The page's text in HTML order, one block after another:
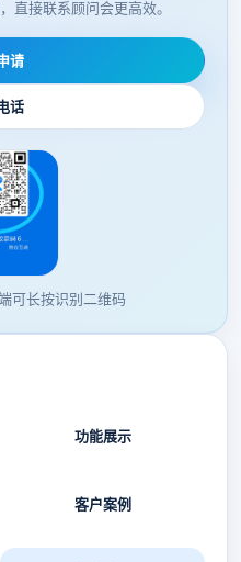
直接联系顾问会更高效。
请
话
可长按识别二维码
功能展示
客户案例